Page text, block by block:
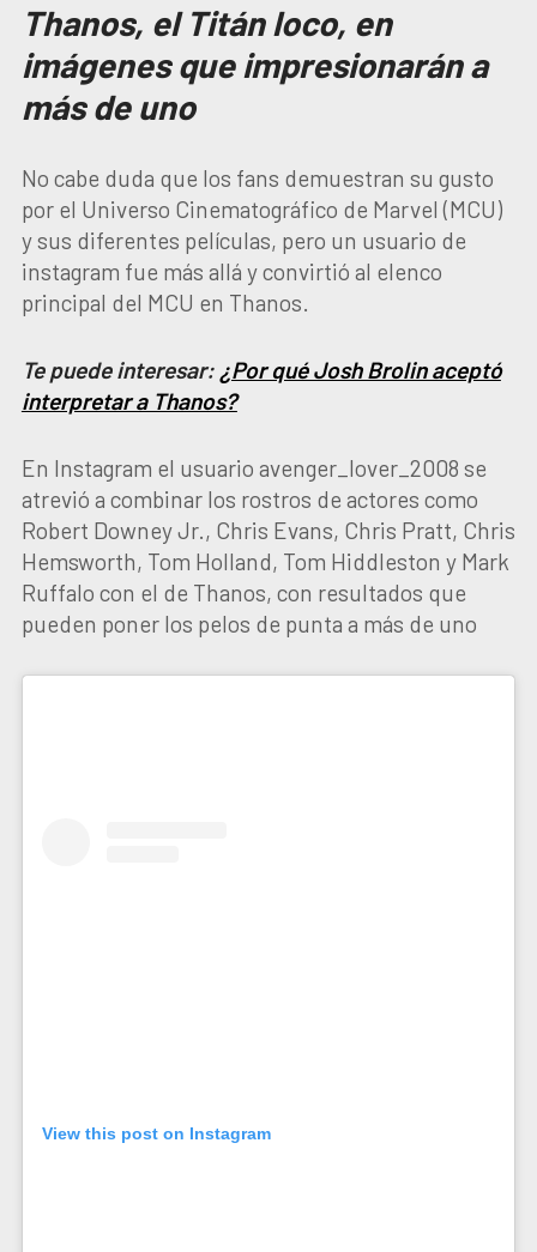
Thanos, el Titán loco, en
imágenes que impresionarán a
más de uno
No cabe duda que los fans demuestran su gusto
por el Universo Cinematográfico de Marvel (MCU)
y sus diferentes películas, pero un usuario de
instagram fue más allá y convirtió al elenco
principal del MCU en Thanos.
Te puede interesar: ¿Por qué Josh Brolin aceptó
interpretar a Thanos?
En Instagram el usuario avenger_lover_2008 se
atrevió a combinar los rostros de actores como
Robert Downey Jr., Chris Evans, Chris Pratt, Chris
Hemsworth, Tom Holland, Tom Hiddleston y Mark
Ruffalo con el de Thanos, con resultados que
pueden poner los pelos de punta a más de uno
View this post on Instagram